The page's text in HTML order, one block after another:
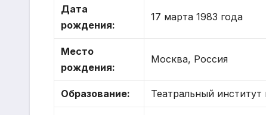
Дата
рождения:
17 марта 1983 года
Место
рождения:
Москва, Россия
Образование: Театральный